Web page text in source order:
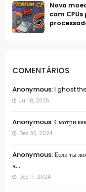
COMENTÁRIOS
Anonymous:I ghost
Jul 18, 2025
Anonymous:Смотри
Dez 30, 2024
Anonymous:Если ты
ч...
Dez 17, 2024
Nova
com